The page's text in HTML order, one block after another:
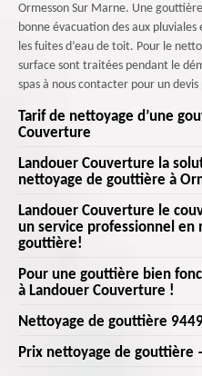
Ormesson Sur Marne. Une
bonne évacuation des aux
les fuites d’eau de toit. Pour le
surface sont traitées pendant le
spas à nous contacter pour un
Tarif de nettoyage d’une
Couverture
Le nettoyage de gouttière est
entretien permet de prolonger sa
considérables occasionnés pour
gouttières. Faites de ce fait
professionnels. Landouer
Avec un tarif nettoyage de
sont comptés automatiquement
résultat professionnel, en toute
Landouer Couverture la
nettoyage de gouttière à
Vous cherchez un service de
Ormesson Sur Marne? Chez
vous offrir une solution
et fonctionnelles sans vous
gouttière possèdent l'expertise et
effectuer un travail
résoudre tous les problèmes
professionnelle garantit
Landouer Couverture le
un service professionnel en
gouttière!
Lorsqu'il s'agit de changer et
compter sur l'équipe du
Ormesson Sur Marne!. Ne
maintenant et laissez-nous
Pour une gouttière bien
à Landouer Couverture !
Ne laissez pas une gouttière
votre maison. Faites confiance
Nettoyage de gouttière
Le nettoyage de gouttière est
Prix nettoyage de gouttière